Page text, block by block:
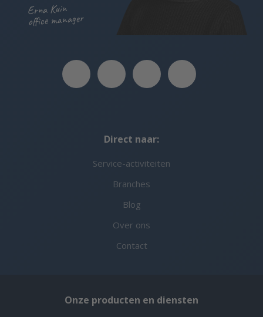
Erna Kuin
office manager
Direct naar:
Service-activiteiten
Branches
Blog
Over ons
Contact
Onze producten en diensten